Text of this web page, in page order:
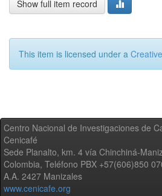
Show full item record
This item is licensed under a
Centro Nacional de Investigaciones de
Cenicafé
Sede Planalto, km. 4 vía Chinchiná-
Colombia, Teléfono PBX +57(606)850
A.A. 2427 Manizales
www.cenicafe.org